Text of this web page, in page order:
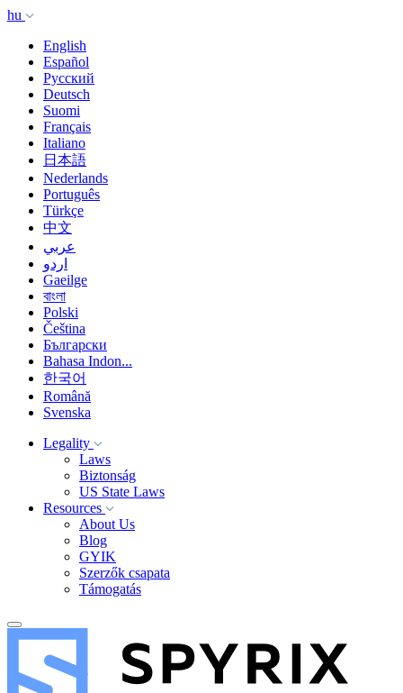
hu
English
Español
Русский
Deutsch
Suomi
Français
Italiano
日本語
Nederlands
Português
Türkçe
中文
عربي
اردو
Gaeilge
বাংলা
Polski
Čeština
Български
Bahasa Indon...
한국어
Română
Svenska
Legality
Laws
Biztonság
US State Laws
Resources
About Us
Blog
GYIK
Szerzők csapata
Támogatás